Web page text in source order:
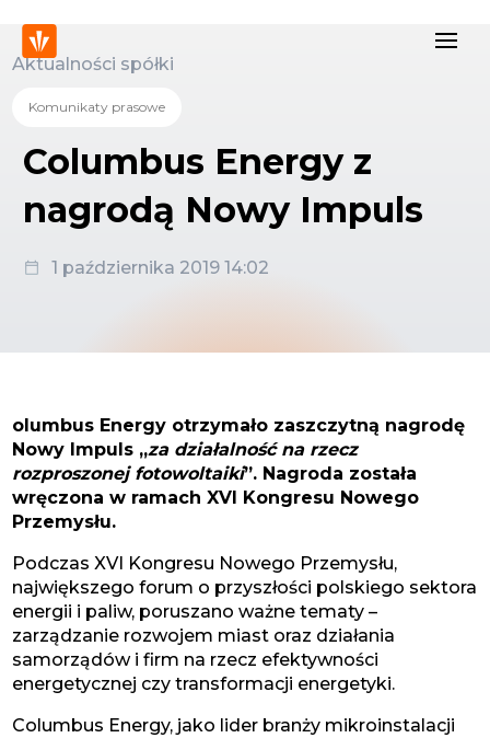
Aktualności spółki
Komunikaty prasowe
Columbus Energy z
nagrodą Nowy Impuls
1 października 2019 14:02
olumbus Energy otrzymało zaszczytną nagrodę
Nowy Impuls „za działalność na rzecz
rozproszonej fotowoltaiki”. Nagroda została
wręczona w ramach XVI Kongresu Nowego
Przemysłu.
Podczas XVI Kongresu Nowego Przemysłu,
największego forum o przyszłości polskiego sektora
energii i paliw, poruszano ważne tematy –
zarządzanie rozwojem miast oraz działania
samorządów i firm na rzecz efektywności
energetycznej czy transformacji energetyki.
Columbus Energy, jako lider branży mikroinstalacji